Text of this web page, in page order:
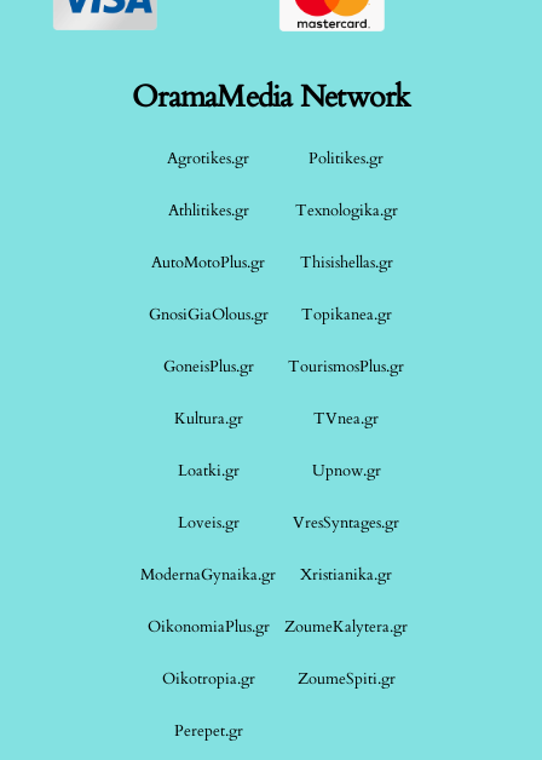
OramaMedia Network
Agrotikes.gr Politikes.gr
Athlitikes.gr Texnologika.gr
AutoMotoPlus.gr Thisishellas.gr
GnosiGiaOlous.gr Topikanea.gr
GoneisPlus.gr TourismosPlus.gr
Kultura.gr TVnea.gr
Loatki.gr Upnow.gr
Loveis.gr VresSyntages.gr
ModernaGynaika.gr Xristianika.gr
OikonomiaPlus.gr ZoumeKalytera.gr
Oikotropia.gr ZoumeSpiti.gr
Perepet.gr